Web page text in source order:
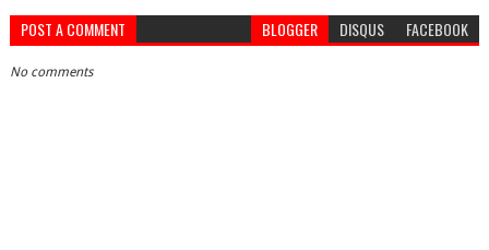
POST A COMMENT BLOGGER DISQUS FACEBOOK
No comments